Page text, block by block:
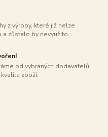
z výroby, které již nelze
a zůstalo by nevyužito.
od vybraných dodavatelů.
zboží.